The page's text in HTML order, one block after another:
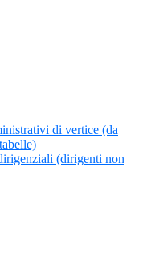
di vertice (da
(dirigenti non